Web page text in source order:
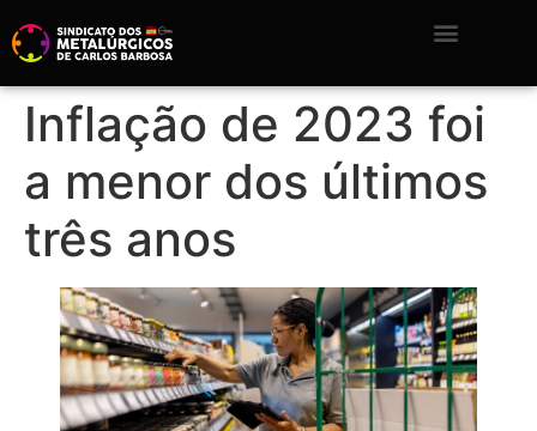
Inflação de 2023 foi
a menor dos últimos
três anos